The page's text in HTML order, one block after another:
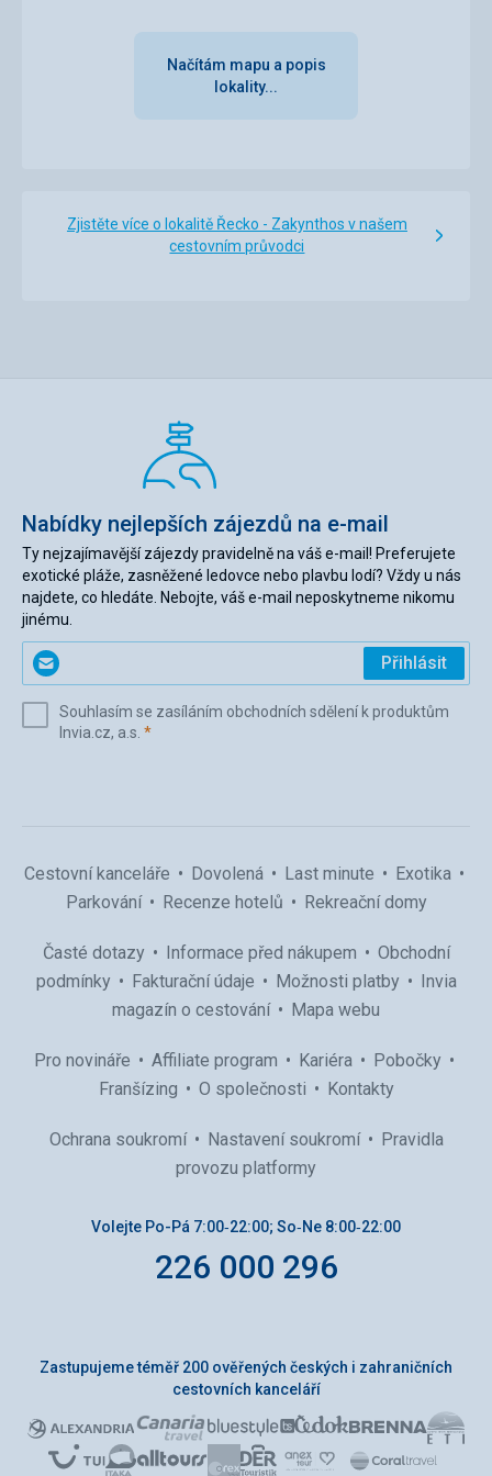
Načítám mapu a popis
lokality...
Zjistěte více o lokalitě Řecko - Zakynthos v našem
cestovním průvodci
Nabídky nejlepších zájezdů na e-mail
Ty nejzajímavější zájezdy pravidelně na váš e-mail! Preferujete
exotické pláže, zasněžené ledovce nebo plavbu lodí? Vždy u nás
najdete, co hledáte. Nebojte, váš e-mail neposkytneme nikomu
jinému.
Zadejte
svůj
(povinné)
Přihlásit
Souhlasím se zasíláním obchodních sdělení k produktům
Invia.cz, a.s. *(povinné)
Cestovní kanceláře Dovolená Last minute
Exotika
Parkování
Recenze hotelů Rekreační domy
Časté dotazy Informace před nákupem
Obchodní
podmínky
Fakturační údaje Možnosti platby
Invia
magazín o cestování
Mapa webu
Pro novináře Affiliate program Kariéra
Pobočky
Franšízing
O společnosti Kontakty
Ochrana soukromí Nastavení soukromí
Pravidla
provozu platformy
Volejte Po-Pá 7:00‑22:00; So‑Ne 8:00‑22:00
226 000 296
Zastupujeme téměř 200 ověřených českých i zahraničních
cestovních kanceláří